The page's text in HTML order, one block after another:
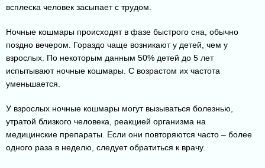
всплеска человек засыпает с трудом.
Ночные кошмары происходят в фазе быстрого сна, обычно
поздно вечером. Гораздо чаще возникают у детей, чем у
взрослых. По некоторым данным 50% детей до 5 лет
испытывают ночные кошмары. С возрастом их частота
уменьшается.
У взрослых ночные кошмары могут вызываться болезнью,
утратой близкого человека, реакцией организма на
медицинские препараты. Если они повторяются часто – более
одного раза в неделю, следует обратиться к врачу.